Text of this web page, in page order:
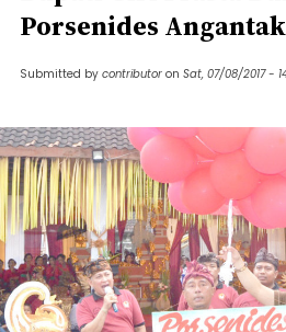
Porsenides
Submitted by contributor on Sat, 07/08/2017 -